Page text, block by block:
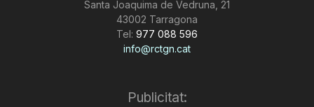
Santa Joaquima de Vedruna, 21
43002 Tarragona
Tel: 977 088 596
info@rctgn.cat
Publicitat: